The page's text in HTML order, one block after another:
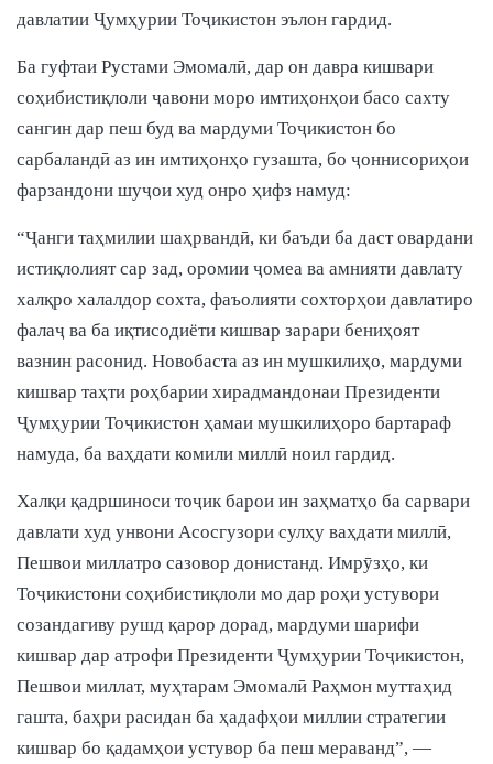
давлатии Ҷумҳурии Тоҷикистон эълон гардид.
Ба гуфтаи Рустами Эмомалӣ, дар он давра кишвари
соҳибистиқлоли ҷавони моро имтиҳонҳои басо сахту
сангин дар пеш буд ва мардуми Тоҷикистон бо
сарбаландӣ аз ин имтиҳонҳо гузашта, бо ҷоннисориҳои
фарзандони шуҷои худ онро ҳифз намуд:
“Ҷанги таҳмилии шаҳрвандӣ, ки баъди ба даст овардани
истиқлолият сар зад, оромии ҷомеа ва амнияти давлату
халқро халалдор сохта, фаъолияти сохторҳои давлатиро
фалаҷ ва ба иқтисодиёти кишвар зарари бениҳоят
вазнин расонид. Новобаста аз ин мушкилиҳо, мардуми
кишвар таҳти роҳбарии хирадмандонаи Президенти
Ҷумҳурии Тоҷикистон ҳамаи мушкилиҳоро бартараф
намуда, ба ваҳдати комили миллӣ ноил гардид.
Халқи қадршиноси тоҷик барои ин заҳматҳо ба сарвари
давлати худ унвони Асосгузори сулҳу ваҳдати миллӣ,
Пешвои миллатро сазовор донистанд. Имрӯзҳо, ки
Тоҷикистони соҳибистиқлоли мо дар роҳи устувори
созандагиву рушд қарор дорад, мардуми шарифи
кишвар дар атрофи Президенти Ҷумҳурии Тоҷикистон,
Пешвои миллат, муҳтарам Эмомалӣ Раҳмон муттаҳид
гашта, баҳри расидан ба ҳадафҳои миллии стратегии
кишвар бо қадамҳои устувор ба пеш мераванд”, —